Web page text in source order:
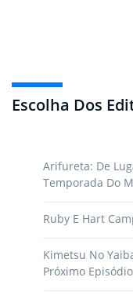
Escolha Dos
Arifureta: De
Temporada Do
Ruby E Hart
Kimetsu No
Próximo Episódio